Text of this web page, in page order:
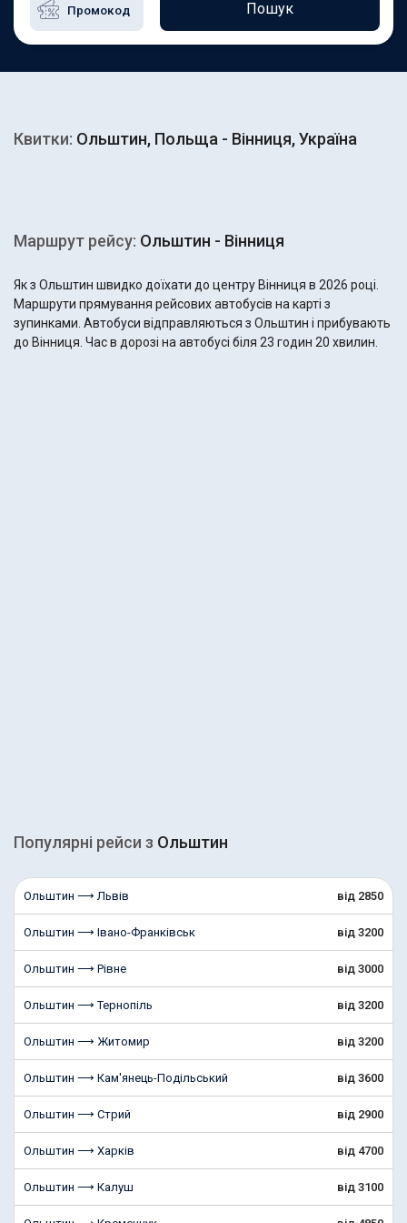
Пошук
Квитки: Ольштин, Польща - Вінниця, Україна
Маршрут рейсу: Ольштин - Вінниця
Як з Ольштин швидко доїхати до центру Вінниця в 2026 році.
Маршрути прямування рейсових автобусів на карті з
зупинками. Автобуси відправляються з Ольштин і прибувають
до Вінниця. Час в дорозі на автобусі біля 23 годин 20 хвилин.
Популярні рейcи з Ольштин
Ольштин ⟶ Львів від 2850
Ольштин ⟶ Івано-Франківськ від 3200
Ольштин ⟶ Рівне від 3000
Ольштин ⟶ Тернопіль від 3200
Ольштин ⟶ Житомир від 3200
Ольштин ⟶ Кам'янець-Подільський від 3600
Ольштин ⟶ Стрий від 2900
Ольштин ⟶ Харків від 4700
Ольштин ⟶ Калуш від 3100